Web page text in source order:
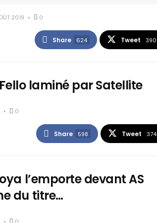
2019 0
Share 624 Tweet 390
laminé par Satellite
0
Share 598 Tweet 374
l’emporte devant AS
du titre…